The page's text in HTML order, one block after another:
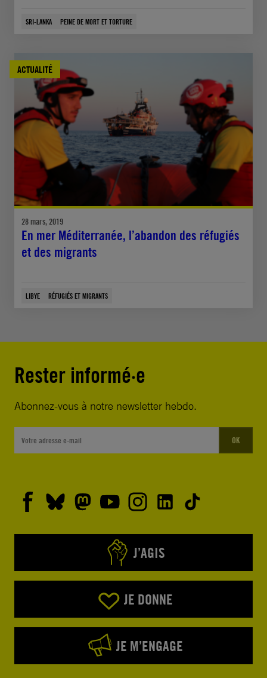
SRI-LANKA PEINE DE MORT ET TORTURE
ACTUALITÉ
28 mars, 2019
En mer Méditerranée, l’abandon des réfugiés
et des migrants
LIBYE RÉFUGIÉS ET MIGRANTS
Rester informé·e
Abonnez-vous à notre newsletter hebdo.
OK
J’AGIS
JE DONNE
JE M’ENGAGE